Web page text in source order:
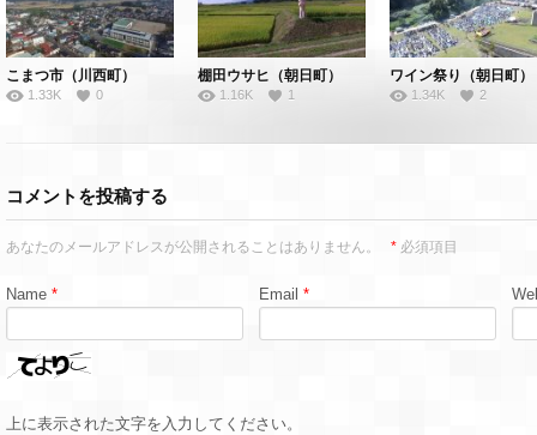
こまつ市（川西町）
1.33K 0
棚田ウサヒ（朝日町）
1.16K 1
ワイン祭り（朝日町）
1.34K 2
コメントを投稿する
あなたのメールアドレスが公開されることはありません。 * 必須項目
Name * Email *
上に表示された文字を入力してください。